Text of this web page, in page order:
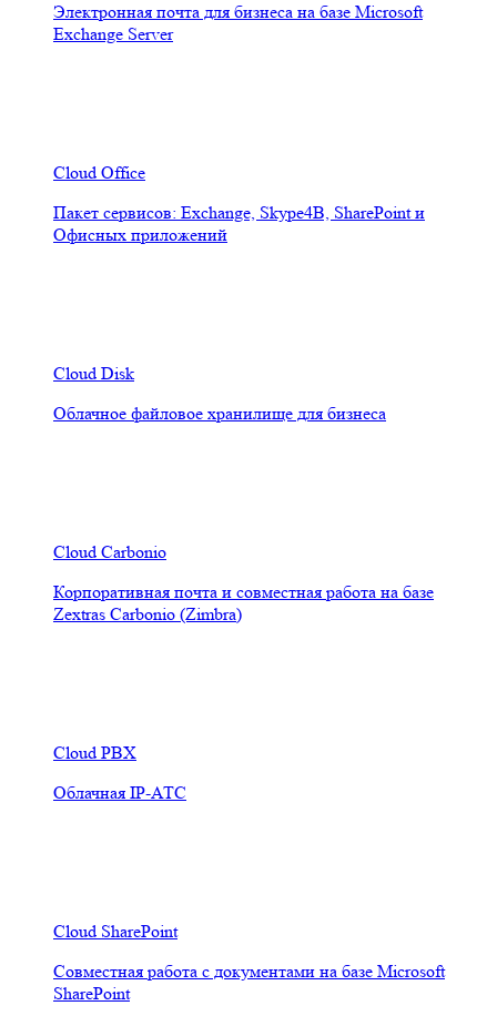
Электронная почта для бизнеса на базе Microsoft
Exchange Server
Cloud Office
Пакет сервисов: Exchange, Skype4B, SharePoint и
Офисных приложений
Cloud Disk
Облачное файловое хранилище для бизнеса
Cloud Carbonio
Корпоративная почта и совместная работа на базе
Zextras Carbonio (Zimbra)
Cloud PBX
Облачная IP-АТС
Cloud SharePoint
Совместная работа с документами на базе Microsoft
SharePoint